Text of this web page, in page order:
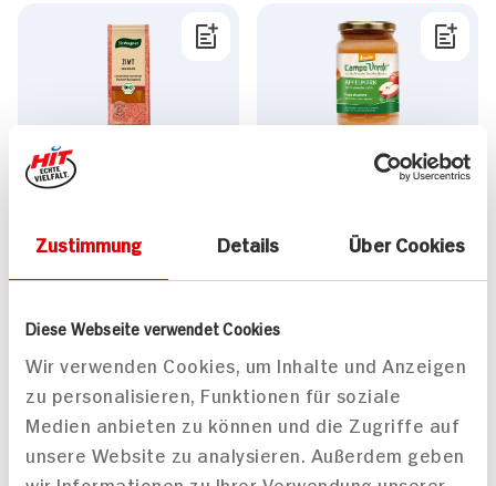
Zustimmung Details Über Cookies
Diese Webseite verwendet Cookies
Wir verwenden Cookies, um Inhalte und Anzeigen
zu personalisieren, Funktionen für soziale
Medien anbieten zu können und die Zugriffe auf
unsere Website zu analysieren. Außerdem geben
Bio Wagner Zimt
gemahlen
Campo Verde demeter
1.49
Mehr anzeigen
Alle Rezepte Mehr